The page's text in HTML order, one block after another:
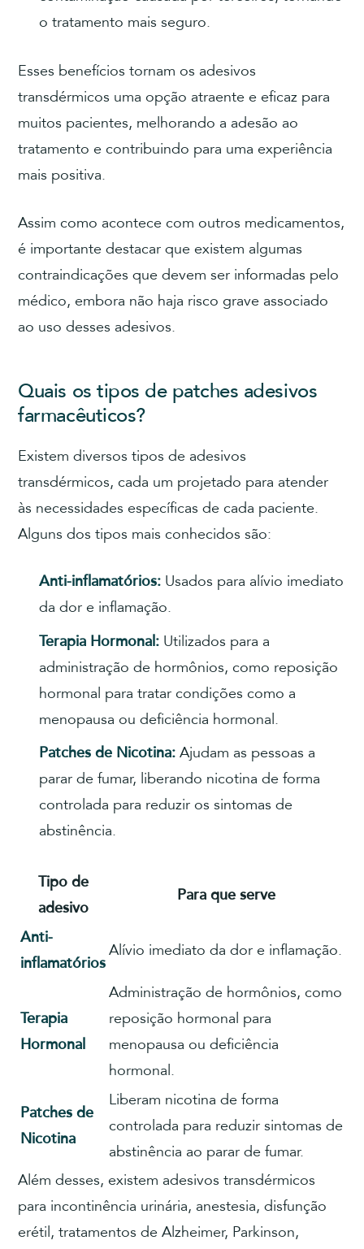
o tratamento mais seguro.
Esses benefícios tornam os adesivos
transdérmicos uma opção atraente e eficaz para
muitos pacientes, melhorando a adesão ao
tratamento e contribuindo para uma experiência
mais positiva.
Assim como acontece com outros medicamentos,
é importante destacar que existem algumas
contraindicações que devem ser informadas pelo
médico, embora não haja risco grave associado
ao uso desses adesivos.
Quais os tipos de patches adesivos
farmacêuticos?
Existem diversos tipos de adesivos
transdérmicos, cada um projetado para atender
às necessidades específicas de cada paciente.
Alguns dos tipos mais conhecidos são:
Anti-inflamatórios: Usados para alívio imediato
da dor e inflamação.
Terapia Hormonal: Utilizados para a
administração de hormônios, como reposição
hormonal para tratar condições como a
menopausa ou deficiência hormonal.
Patches de Nicotina: Ajudam as pessoas a
parar de fumar, liberando nicotina de forma
controlada para reduzir os sintomas de
abstinência.
Tipo de
adesivo
Para que serve
Anti-
inflamatórios
Alívio imediato da dor e inflamação.
Terapia
Hormonal
Administração de hormônios, como
reposição hormonal para
menopausa ou deficiência
hormonal.
Patches de
Nicotina
Liberam nicotina de forma
controlada para reduzir sintomas de
abstinência ao parar de fumar.
Além desses, existem adesivos transdérmicos
para incontinência urinária, anestesia, disfunção
erétil, tratamentos de Alzheimer, Parkinson,